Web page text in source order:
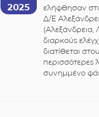
2025
ελήφθησαν
Δ/Ε
(Αλεξάνδρεια,
διαρκούς
διατίθεται
περισσότερες
συνημμένο